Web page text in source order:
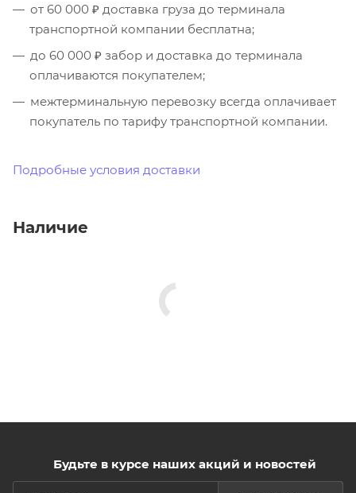
от 60 000 ₽ доставка груза до терминала
транспортной компании бесплатна;
до 60 000 ₽ забор и доставка до терминала
оплачиваются покупателем;
межтерминальную перевозку всегда оплачивает
покупатель по тарифу транспортной компании.
Подробные условия доставки
Наличие
Будьте в курсе наших акций и новостей